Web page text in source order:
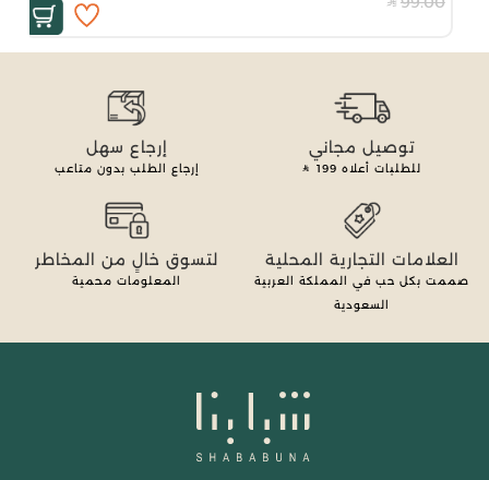
توصيل مجاني
للطلبات أعلاه 199
إرجاع سهل
إرجاع الطلب بدون متاعب
العلامات التجارية المحلية
صممت بكل حب في المملكة العربية
السعودية
لتسوق خالٍ من المخاطر
المعلومات محمية